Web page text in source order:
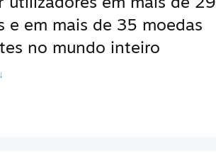
e em mais de 35 moedas
no mundo inteiro